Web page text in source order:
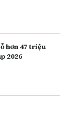
hơn 47 triệu
2026